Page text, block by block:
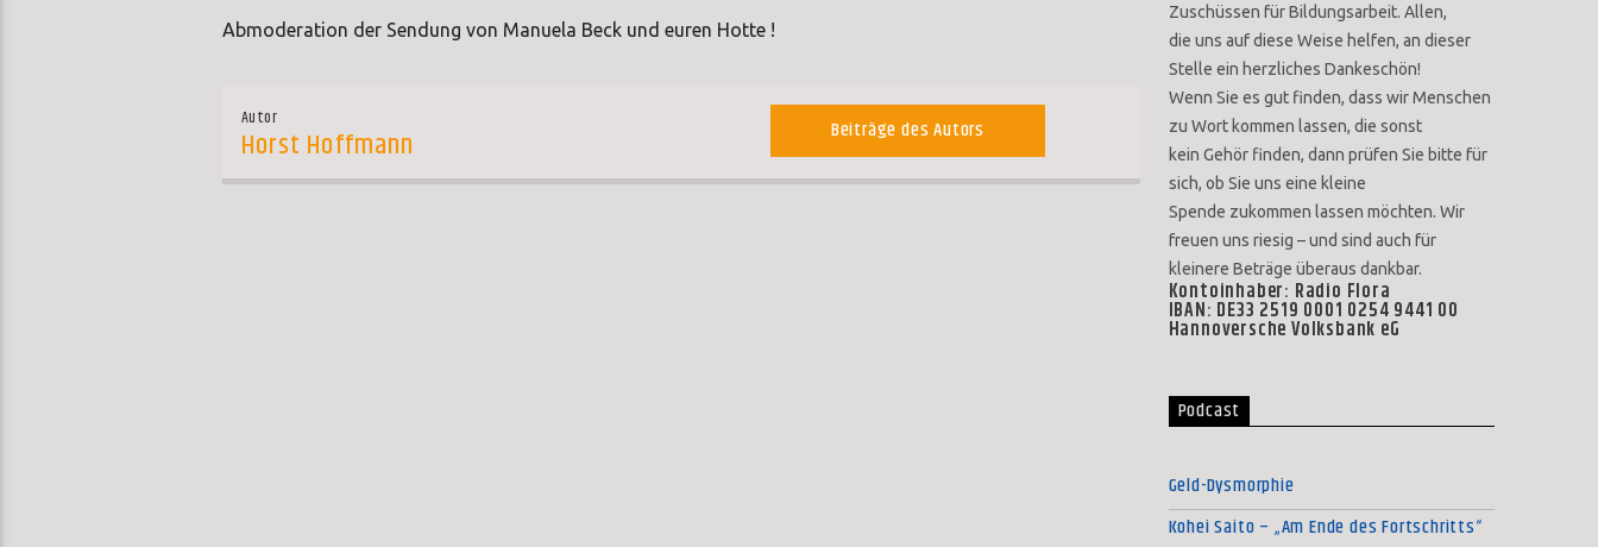
Abmoderation der Sendung von Manuela Beck und euren Hotte !
Autor
Horst Hoffmann Beiträge des Autors
Zuschüssen für Bildungsarbeit. Allen,
die uns auf diese Weise helfen, an dieser
Stelle ein herzliches Dankeschön!
Wenn Sie es gut finden, dass wir Menschen
zu Wort kommen lassen, die sonst
kein Gehör finden, dann prüfen Sie bitte für
sich, ob Sie uns eine kleine
Spende zukommen lassen möchten. Wir
freuen uns riesig – und sind auch für
kleinere Beträge überaus dankbar.
Kontoinhaber: Radio Flora
IBAN: DE33 2519 0001 0254 9441 00
Hannoversche Volksbank eG
Podcast
Geld-Dysmorphie
Kohei Saito – „Am Ende des Fortschritts“